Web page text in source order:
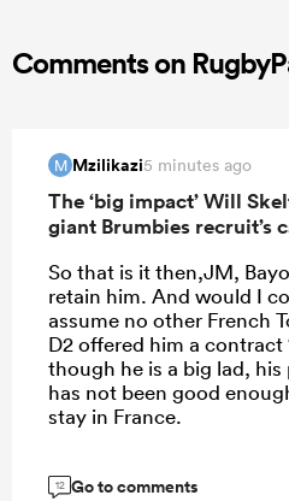
Comments on
M Mzilikazi5 minutes ago
The ‘big impact’ Will
giant Brumbies recruit’s
So that is it then,JM,
retain him. And would I
assume no other French
D2 offered him a contract
though he is a big lad, his
has not been good
stay in France.
12 Go to comments